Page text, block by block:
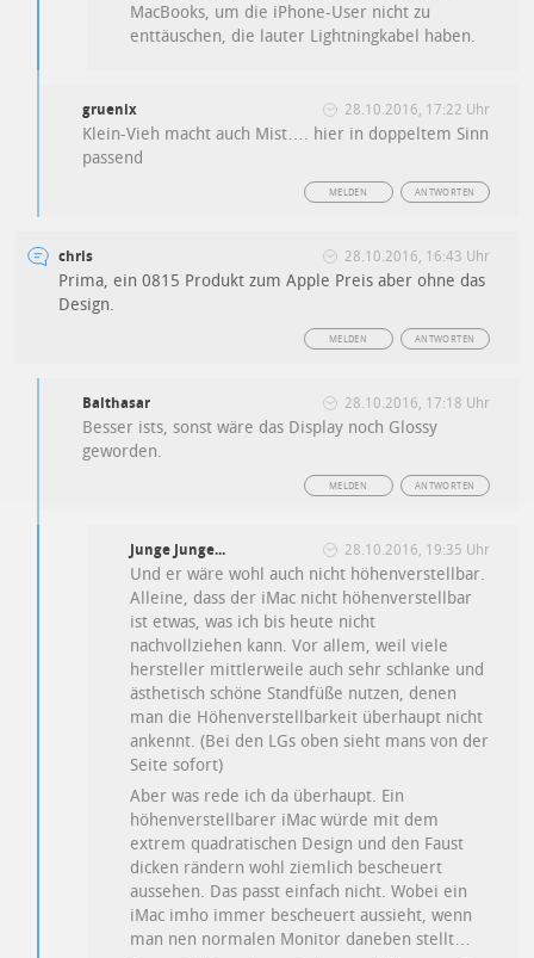
MacBooks, um die iPhone-User nicht zu
enttäuschen, die lauter Lightningkabel haben.
gruenix 28.10.2016, 17:22 Uhr
Klein-Vieh macht auch Mist…. hier in doppeltem Sinn
passend
ANTWORTEN
MELDEN
chris 28.10.2016, 16:43 Uhr
Prima, ein 0815 Produkt zum Apple Preis aber ohne das
Design.
ANTWORTEN
MELDEN
Balthasar 28.10.2016, 17:18 Uhr
Besser ists, sonst wäre das Display noch Glossy
geworden.
ANTWORTEN
MELDEN
Junge Junge... 28.10.2016, 19:35 Uhr
Und er wäre wohl auch nicht höhenverstellbar.
Alleine, dass der iMac nicht höhenverstellbar
ist etwas, was ich bis heute nicht
nachvollziehen kann. Vor allem, weil viele
hersteller mittlerweile auch sehr schlanke und
ästhetisch schöne Standfüße nutzen, denen
man die Höhenverstellbarkeit überhaupt nicht
ankennt. (Bei den LGs oben sieht mans von der
Seite sofort)
Aber was rede ich da überhaupt. Ein
höhenverstellbarer iMac würde mit dem
extrem quadratischen Design und den Faust
dicken rändern wohl ziemlich bescheuert
aussehen. Das passt einfach nicht. Wobei ein
iMac imho immer bescheuert aussieht, wenn
man nen normalen Monitor daneben stellt…